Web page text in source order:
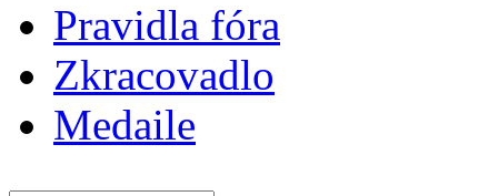
Pravidla fóra
Zkracovadlo
Medaile